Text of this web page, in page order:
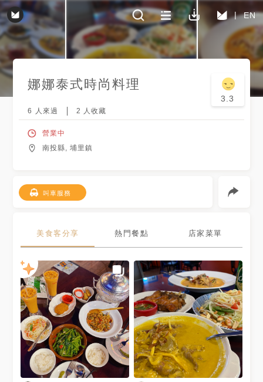
EN
娜娜泰式時尚料理
3.3
6 人來過 2 人收藏
營業中
南投縣, 埔里鎮
叫車服務
美食客分享 熱門餐點 店家菜單